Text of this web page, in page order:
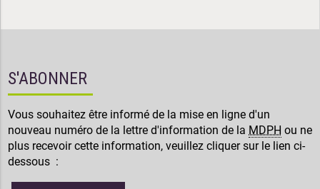
S'ABONNER
Vous souhaitez être informé de la mise en ligne d'un
nouveau numéro de la lettre d'information de la MDPH ou ne
plus recevoir cette information, veuillez cliquer sur le lien ci-
dessous :